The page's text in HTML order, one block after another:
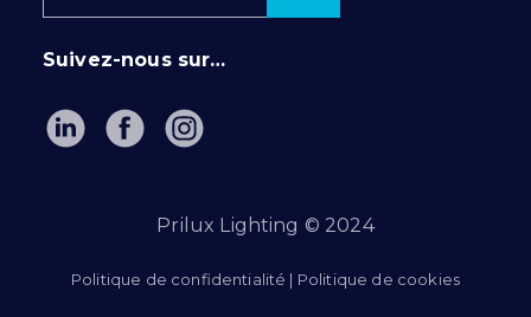
Suivez-nous sur…
Prilux Lighting © 2024
Politique de confidentialité | Politique de cookies